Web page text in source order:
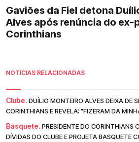
Gaviões da Fiel detona
Alves após renúncia do ex-
Corinthians
NOTÍCIAS RELACIONADAS
Clube. DUÍLIO MONTEIRO ALVES DEIXA DE
CORINTHIANS E REVELA: "FIZERAM DA
Basquete. PRESIDENTE DO CORINTHIANS
DÍVIDAS DO CLUBE E PROJETA BASQUETE